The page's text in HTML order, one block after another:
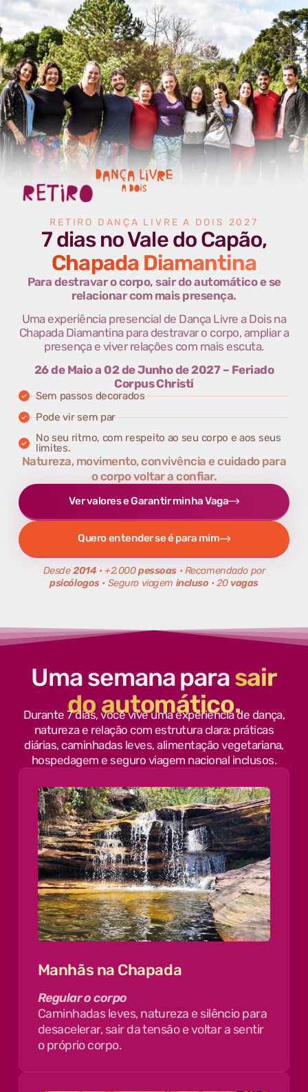
RETIRO DANÇA LIVRE A DOIS 2027
7 dias no Vale do Capão,
Chapada Diamantina
Para destravar o corpo, sair do automático e se
relacionar com mais presença.
Uma experiência presencial de Dança Livre a Dois na
Chapada Diamantina para destravar o corpo, ampliar a
presença e viver relações com mais escuta.
26 de Maio a 02 de Junho de 2027 – Feriado
Corpus Christi
Sem passos decorados
Pode vir sem par
No seu ritmo, com respeito ao seu corpo e aos seus
limites.
Natureza, movimento, convivência e cuidado para
o corpo voltar a confiar.
Ver valores e Garantir minha Vaga
Quero entender se é para mim
Desde2014 • +2.000pessoas • Recomendado por
psicólogos• Seguro viagem incluso • 20 vagas
Uma semana parasair
do automático.
Durante 7 dias, você vive uma experiência de dança,
natureza e relação com estrutura clara: práticas
diárias, caminhadas leves, alimentação vegetariana,
hospedagem e seguro viagem nacional inclusos.
Manhãs na Chapada
Regular o corpo
Caminhadas leves, natureza e silêncio para
desacelerar, sair da tensão e voltar a sentir
o próprio corpo.